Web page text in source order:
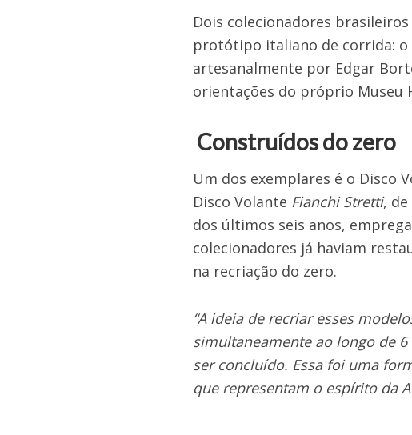
Dois colecionadores
protótipo italiano de corrida: o
artesanalmente por Edgar
orientações do próprio Museu
Construídos do zero
Um dos exemplares é o Disco
Disco Volante Fianchi Stretti,
dos últimos seis anos,
colecionadores já haviam
na recriação do zero.
“A ideia de recriar esses
simultaneamente ao longo de
ser concluído. Essa foi uma
que representam o espírito da